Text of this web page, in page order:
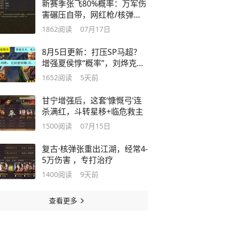
新赛季张飞80%概率：万军伤
害碾压自带，网红枪/核弹张/
破阵弓
1862阅读 07月17日
8月5日更新：打压SP马超？
增强夏侯惇“概率”，刘烨克制
SP马超
1652阅读 5天前
甘宁增强后，这套‘慷慨弓’连
杀满红，斗转星移+临危救主
1500阅读 07月15日
复古·核弹张重出江湖，经常4-
5万伤害 ，专打治疗
1400阅读 9天前
查看更多